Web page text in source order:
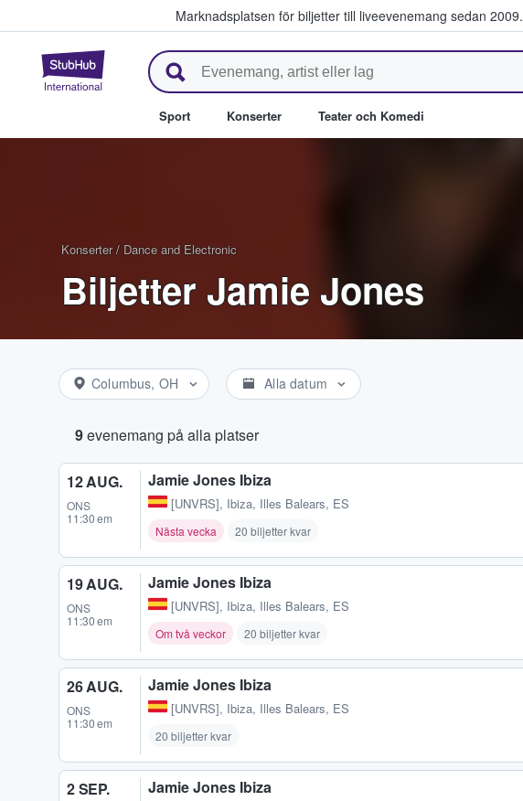
Marknadsplatsen för biljetter till liveevenemang sedan 2009.
StubHub – där fans köper och säljer biljetter.
Sport Konserter Teater och Komedi
Konserter / Dance and Electronic
Biljetter Jamie Jones
Columbus, OH Alla datum
9evenemang på alla platser
12 AUG.
ONS
11:30 em
Jamie Jones Ibiza
[UNVRS], Ibiza, Illes Balears, ES
Nästa vecka 20 biljetter kvar
19 AUG.
ONS
11:30 em
Jamie Jones Ibiza
[UNVRS], Ibiza, Illes Balears, ES
Om två veckor 20 biljetter kvar
26 AUG.
ONS
11:30 em
Jamie Jones Ibiza
[UNVRS], Ibiza, Illes Balears, ES
20 biljetter kvar
2 SEP. Jamie Jones Ibiza